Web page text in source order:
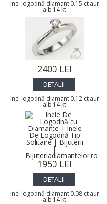
Inel logodnă diamant 0.15 ct aur
alb 14 kt
2400 LEI
DETALII
Inel logodnă diamant 0.12 ct aur
alb 14 kt
1950 LEI
DETALII
Inel logodnă diamant 0.08 ct aur
alb 14 kt